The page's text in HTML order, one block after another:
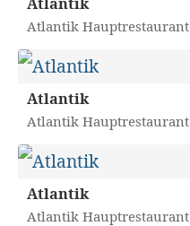
Atlantik Hauptrestaurant
Atlantik
Atlantik Hauptrestaurant
Atlantik
Atlantik Hauptrestaurant